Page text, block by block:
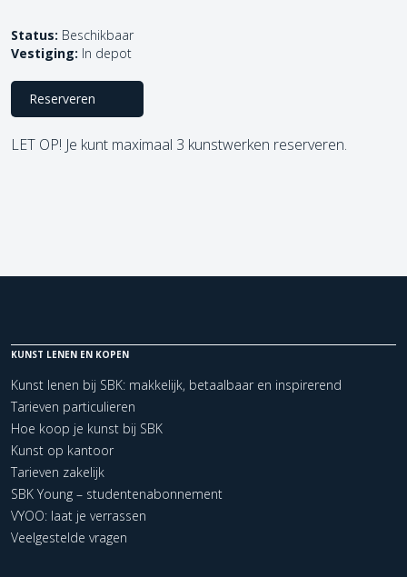
Status: Beschikbaar
Vestiging: In depot
Reserveren
LET OP! Je kunt maximaal 3 kunstwerken reserveren.
KUNST LENEN EN KOPEN
Kunst lenen bij SBK: makkelijk, betaalbaar en inspirerend
Tarieven particulieren
Hoe koop je kunst bij SBK
Kunst op kantoor
Tarieven zakelijk
SBK Young – studentenabonnement
VYOO: laat je verrassen
Veelgestelde vragen